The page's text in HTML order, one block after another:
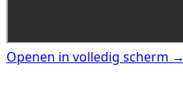
Openen in volledig scherm →